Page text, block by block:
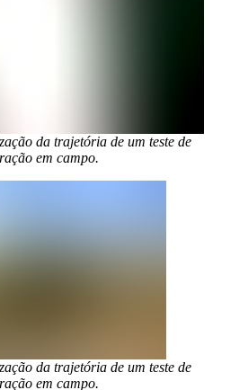
da trajetória de um teste de
em campo.
da trajetória de um teste de
em campo.